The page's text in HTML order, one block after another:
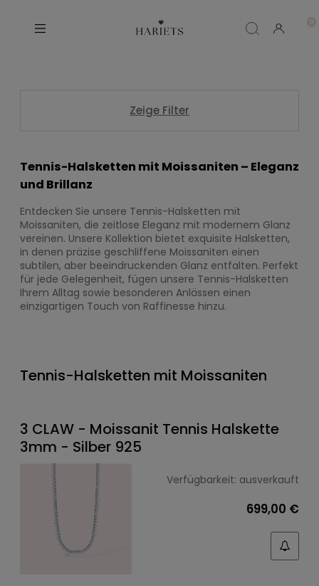
Zeige Filter
Tennis-Halsketten mit Moissaniten – Eleganz
und Brillanz
Entdecken Sie unsere Tennis-Halsketten mit
Moissaniten, die zeitlose Eleganz mit modernem Glanz
vereinen. Unsere Kollektion bietet exquisite Halsketten,
in denen präzise geschliffene Moissaniten einen
subtilen, aber beeindruckenden Glanz entfalten. Perfekt
für jede Gelegenheit, fügen unsere Tennis-Halsketten
Ihrem Alltag sowie besonderen Anlässen einen
einzigartigen Touch von Raffinesse hinzu.
Tennis-Halsketten mit Moissaniten
3 CLAW - Moissanit Tennis Halskette
3mm - Silber 925
Verfügbarkeit: ausverkauft
699,00 €